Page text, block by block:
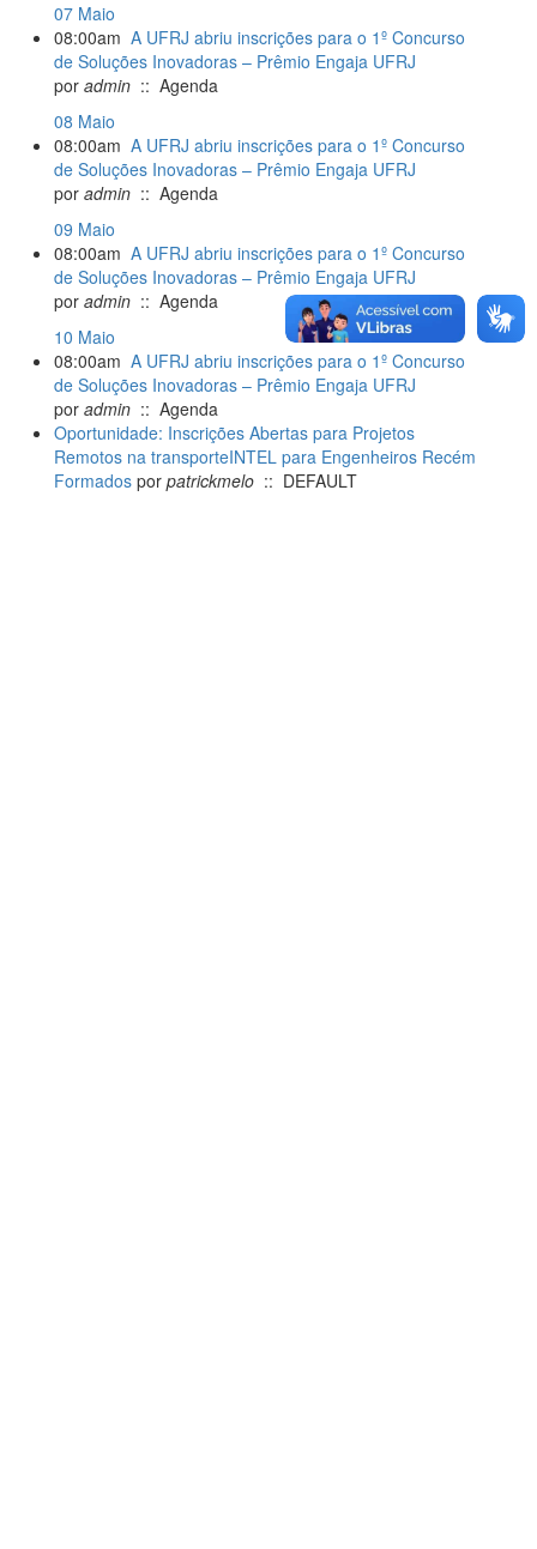
07 Maio
08:00am A UFRJ abriu inscrições para o 1º Concurso
de Soluções Inovadoras – Prêmio Engaja UFRJ
por admin :: Agenda
08 Maio
08:00am A UFRJ abriu inscrições para o 1º Concurso
de Soluções Inovadoras – Prêmio Engaja UFRJ
por admin :: Agenda
09 Maio
08:00am A UFRJ abriu inscrições para o 1º Concurso
de Soluções Inovadoras – Prêmio Engaja UFRJ
por admin :: Agenda
10 Maio
08:00am A UFRJ abriu inscrições para o 1º Concurso
de Soluções Inovadoras – Prêmio Engaja UFRJ
por admin :: Agenda
Oportunidade: Inscrições Abertas para Projetos
Remotos na transporteINTEL para Engenheiros Recém
Formados por patrickmelo :: DEFAULT